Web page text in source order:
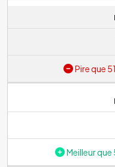
Pire que
Meilleur que